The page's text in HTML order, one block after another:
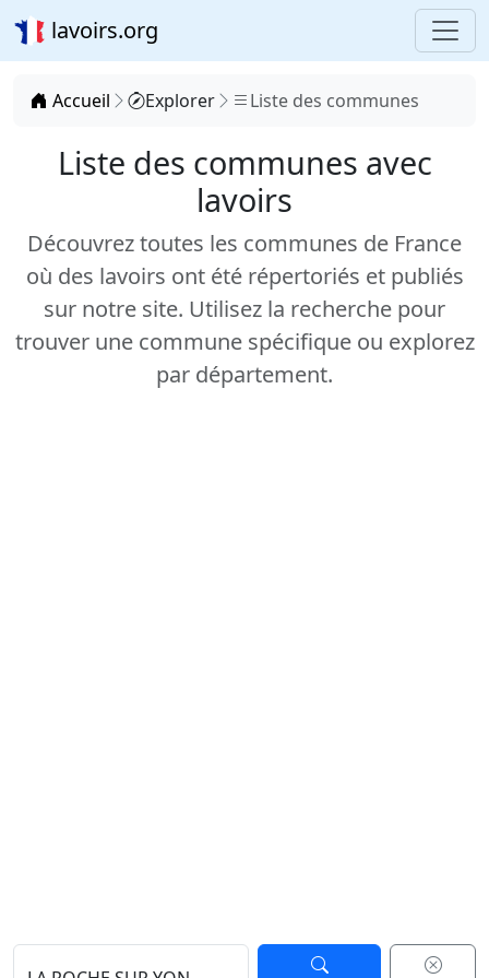
lavoirs.org
Accueil Explorer Liste des communes
Liste des communes avec
lavoirs
Découvrez toutes les communes de France
où des lavoirs ont été répertoriés et publiés
sur notre site. Utilisez la recherche pour
trouver une commune spécifique ou explorez
par département.